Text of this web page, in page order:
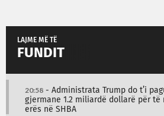
LAJME MË TË
FUNDIT
20:58 - Administrata Trump do t’i
gjermane 1.2 miliardë dollarë për të
erës në SHBA